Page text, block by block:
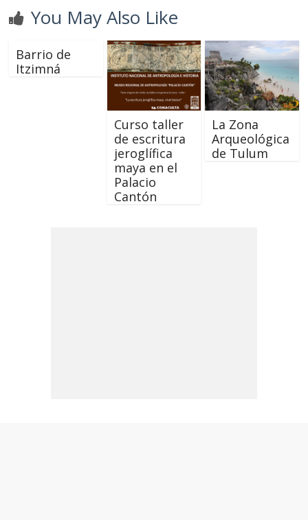
You May Also Like
Barrio de
Itzimná
Curso taller
de escritura
jeroglífica
maya en el
Palacio
Cantón
La Zona
Arqueológica
de Tulum